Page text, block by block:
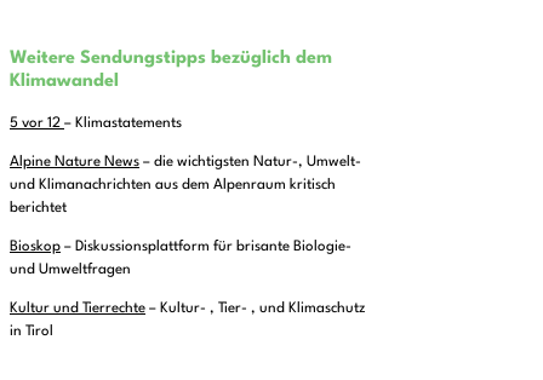
Weitere Sendungstipps bezüglich dem
Klimawandel
5 vor 12 – Klimastatements
Alpine Nature News – die wichtigsten Natur-, Umwelt-
und Klimanachrichten aus dem Alpenraum kritisch
berichtet
Bioskop – Diskussionsplattform für brisante Biologie-
und Umweltfragen
Kultur und Tierrechte – Kultur- , Tier- , und Klimaschutz
in Tirol